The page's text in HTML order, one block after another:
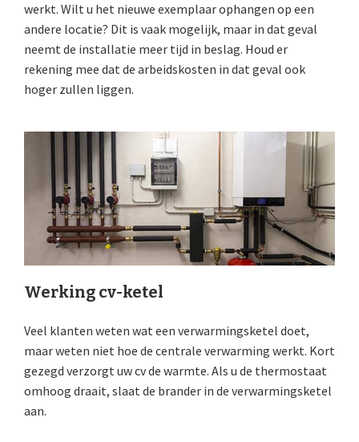
werkt. Wilt u het nieuwe exemplaar ophangen op een
andere locatie? Dit is vaak mogelijk, maar in dat geval
neemt de installatie meer tijd in beslag. Houd er
rekening mee dat de arbeidskosten in dat geval ook
hoger zullen liggen.
Werking cv-ketel
Veel klanten weten wat een verwarmingsketel doet,
maar weten niet hoe de centrale verwarming werkt. Kort
gezegd verzorgt uw cv de warmte. Als u de thermostaat
omhoog draait, slaat de brander in de verwarmingsketel
aan.